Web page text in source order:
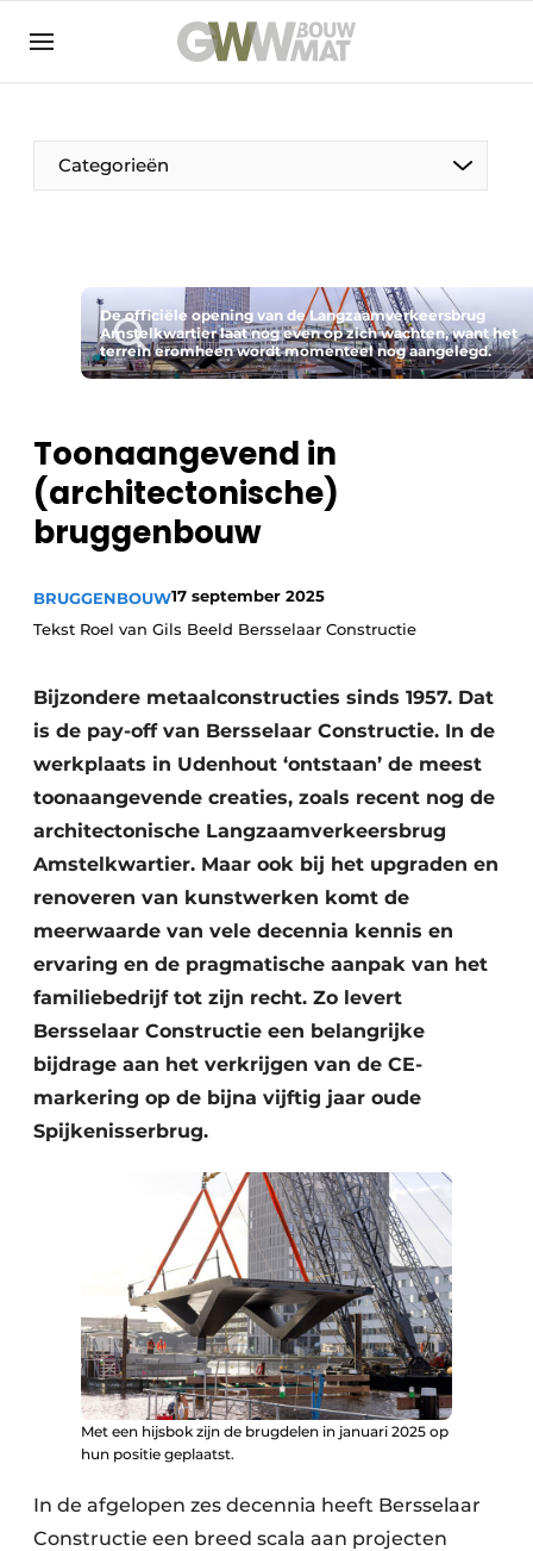
NL EN
Categorieën
Vrouw in de bouw
Duurzaamheid & Innovatie
Fundering
Kopen/Huren/Leasen
Sloop & Recycling
Bouwtransport
Machines & Materieel
De officiële opening van de Langzaamverkeersbrug
Amstelkwartier laat nog even op zich wachten, want het
terrein eromheen wordt momenteel nog aangelegd.
Toonaangevend in
(architectonische)
bruggenbouw
BRUGGENBOUW17 september 2025
Tekst Roel van Gils Beeld Bersselaar Constructie
Bijzondere metaalconstructies sinds 1957. Dat
is de pay-off van Bersselaar Constructie. In de
werkplaats in Udenhout ‘ontstaan’ de meest
toonaangevende creaties, zoals recent nog de
architectonische Langzaamverkeersbrug
Amstelkwartier. Maar ook bij het upgraden en
renoveren van kunstwerken komt de
meerwaarde van vele decennia kennis en
ervaring en de pragmatische aanpak van het
familiebedrijf tot zijn recht. Zo levert
Bersselaar Constructie een belangrijke
bijdrage aan het verkrijgen van de CE-
markering op de bijna vijftig jaar oude
Spijkenisserbrug.
Met een hijsbok zijn de brugdelen in januari 2025 op
hun positie geplaatst.
In de afgelopen zes decennia heeft Bersselaar
Constructie een breed scala aan projecten